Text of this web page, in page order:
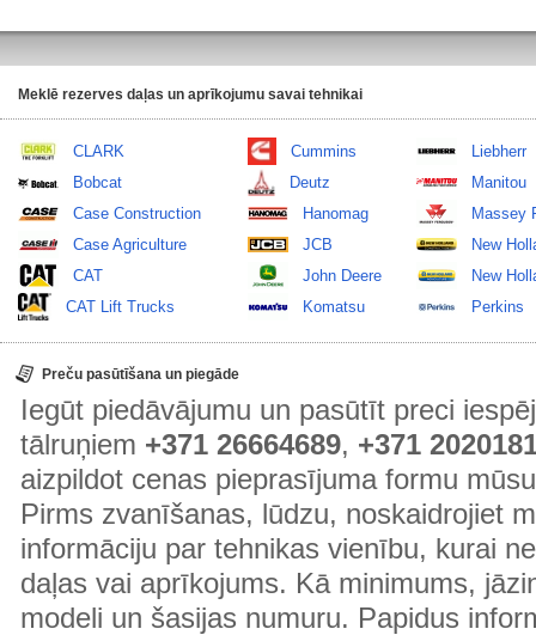
Meklē rezerves daļas un aprīkojumu savai tehnikai
CLARK
Bobcat
Case Construction
Case Agriculture
CAT
CAT Lift Trucks
Cummins
Deutz
Hanomag
JCB
John Deere
Komatsu
Liebherr
Manitou
Massey
New
New
Perkins
Preču pasūtīšana un piegāde
Iegūt piedāvājumu un pasūtīt preci
tālruņiem +371 26664689, +371
aizpildot cenas pieprasījuma formu
Pirms zvanīšanas, lūdzu, noskaidrojiet
informāciju par tehnikas vienību, kurai
daļas vai aprīkojums. Kā minimums,
modeli un šasijas numuru. Papidus